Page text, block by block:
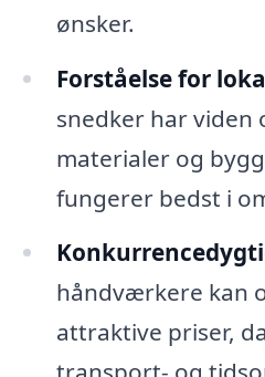
ønsker.
Forståelse for
snedker har viden
materialer og
fungerer bedst i
håndværkere kan
attraktive priser,